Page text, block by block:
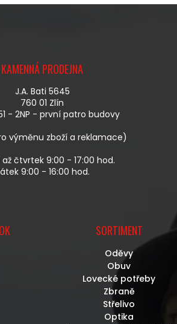
L
Í
P
R
V
K
V
P
I
KAMENNÁ PRODEJNA
J.A. Bati 5645
760 01 Zlín
- 2NP - první patro budovy
výměnu zboží a reklamace)
čtvrtek 9:00 - 17:00 hod.
9:00 - 16:00 hod.
SORTIMENT
Oděvy
Obuv
Lovecké potřeby
Zbraně
Střelivo
Optika